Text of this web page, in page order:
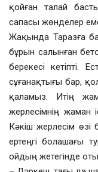
қойған талай
сапасы жөнделер
Жақында Таразға
бұрын салынған
берекесі кетіпті.
сұғанақтығы бар,
қаламыз. Итің
жерлесімнің жаман
Кәкіш жерлесім өзі
ертеңгі болашағы
ойдың жетегінде